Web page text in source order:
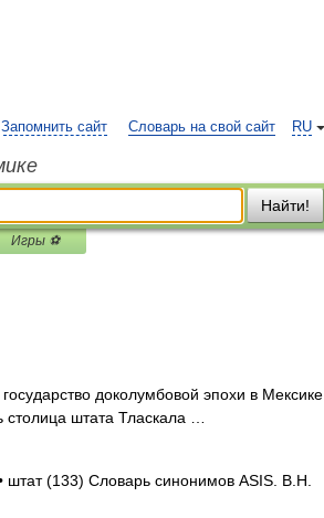
RU
Запомнить сайт Словарь на свой сайт
Найти!
Игры ⚽
доколумбовой эпохи в Мексике
штата Тласкала …
штат (133) Словарь синонимов ASIS. В.Н.